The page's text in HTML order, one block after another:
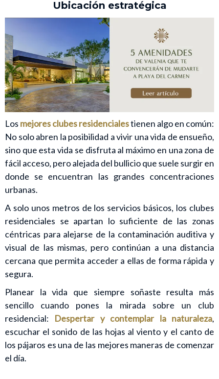
Ubicación estratégica
Los mejores clubes residencialestienen algo en común:
No solo abren la posibilidad a vivir una vida de ensueño,
sino que esta vida se disfruta al máximo en una zona de
fácil acceso, pero alejada del bullicio que suele surgir en
donde se encuentran las grandes concentraciones
urbanas.
A solo unos metros de los servicios básicos, los clubes
residenciales se apartan lo suficiente de las zonas
céntricas para alejarse de la contaminación auditiva y
visual de las mismas, pero continúan a una distancia
cercana que permita acceder a ellas de forma rápida y
segura.
Planear la vida que siempre soñaste resulta más
sencillo cuando pones la mirada sobre un club
residencial: Despertar y contemplar la naturaleza,
escuchar el sonido de las hojas al viento y el canto de
los pájaros es una de las mejores maneras de comenzar
el día.